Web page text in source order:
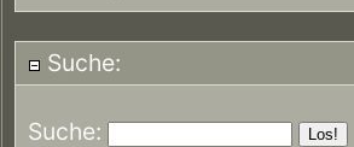
Suche:
Suche: